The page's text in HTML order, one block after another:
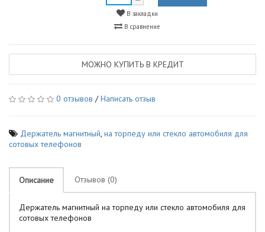
В закладки
В сравнение
МОЖНО КУПИТЬ В КРЕДИТ
0 отзывов /Написать отзыв
Держатель магнитный, на торпеду или стекло автомобиля для
сотовых телефонов
Описание Отзывов (0)
Держатель магнитный на торпеду или стекло автомобиля для
сотовых телефонов